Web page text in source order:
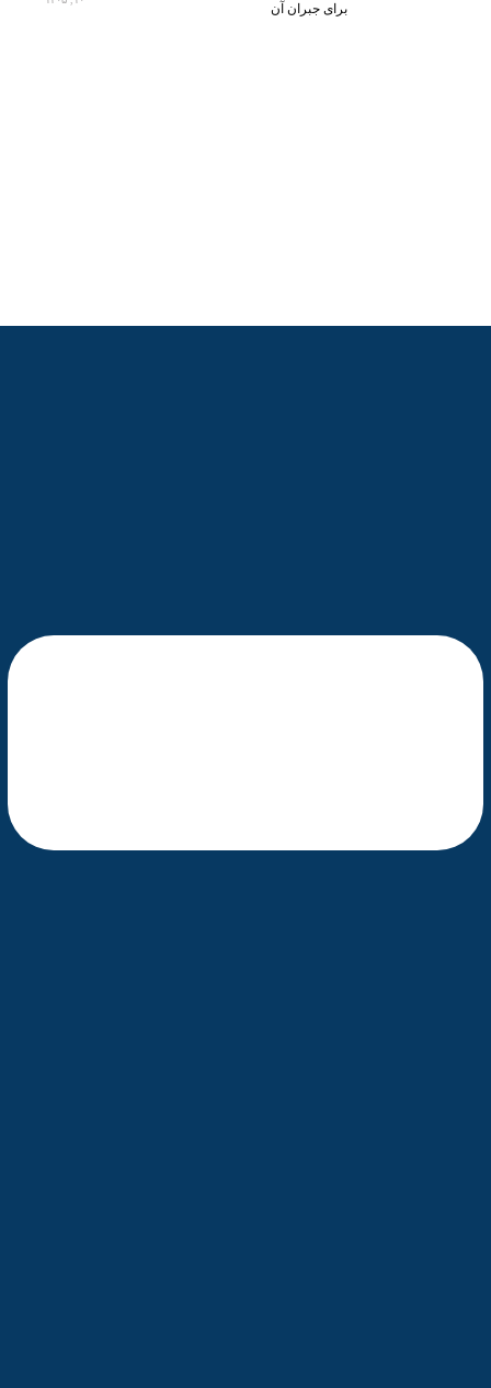
برای جبران آن